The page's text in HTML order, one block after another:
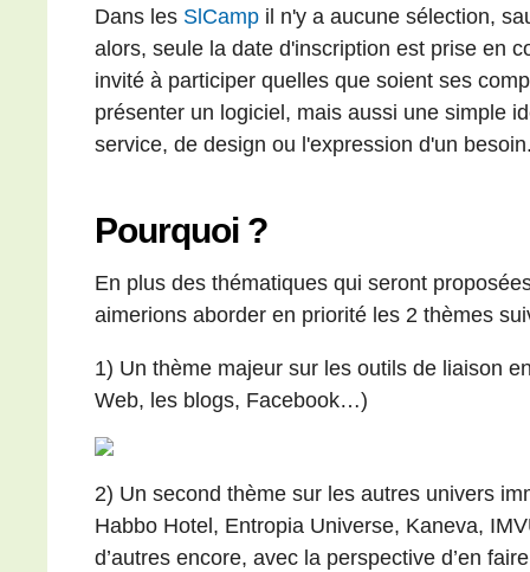
Dans les SlCamp il n'y a aucune sélection,
alors, seule la date d'inscription est prise en
invité à participer quelles que soient ses
présenter un logiciel, mais aussi une simple
service, de design ou l'expression d'un
Pourquoi ?
En plus des thématiques qui seront
aimerions aborder en priorité les 2 thèmes
1) Un thème majeur sur les outils de liaison
Web, les blogs, Facebook…)
2) Un second thème sur les autres univers
Habbo Hotel, Entropia Universe, Kaneva,
d’autres encore, avec la perspective d’en